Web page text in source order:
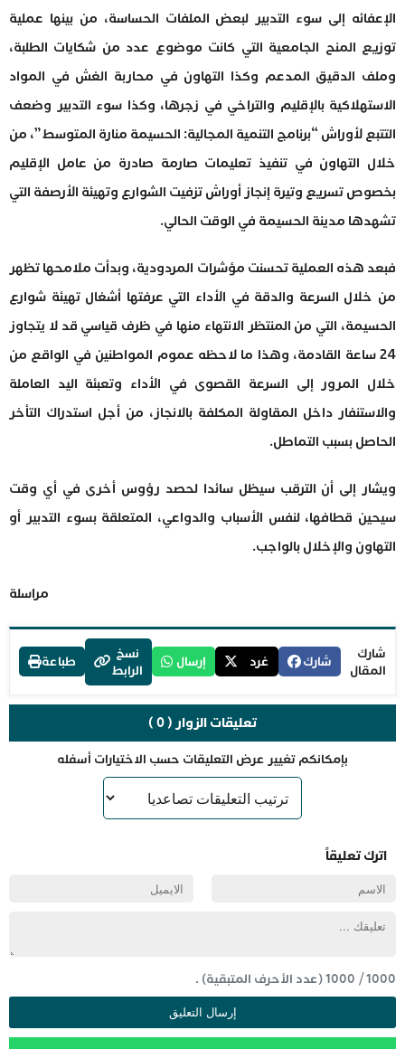
الإعفائه إلى سوء التدبير لبعض الملفات الحساسة، من بينها عملية
توزيع المنح الجامعية التي كانت موضوع عدد من شكايات الطلبة،
وملف الدقيق المدعم وكذا التهاون في محاربة الغش في المواد
الاستهلاكية بالإقليم والتراخي في زجرها، وكذا سوء التدبير وضعف
التتبع لأوراش “برنامج التنمية المجالية: الحسيمة منارة المتوسط”، من
خلال التهاون في تنفيذ تعليمات صارمة صادرة من عامل الإقليم
بخصوص تسريع وتيرة إنجاز أوراش تزفيت الشوارع وتهيئة الأرصفة التي
تشهدها مدينة الحسيمة في الوقت الحالي.
فبعد هذه العملية تحسنت مؤشرات المردودية، وبدأت ملامحها تظهر
من خلال السرعة والدقة في الأداء التي عرفتها أشغال تهيئة شوارع
الحسيمة، التي من المنتظر الانتهاء منها في ظرف قياسي قد لا يتجاوز
24 ساعة القادمة، وهذا ما لاحظه عموم المواطنين في الواقع من
خلال المرور إلى السرعة القصوى في الأداء وتعبئة اليد العاملة
والاستنفار داخل المقاولة المكلفة بالانجاز، من أجل استدراك التأخر
الحاصل بسبب التماطل.
ويشار إلى أن الترقب سيظل سائدا لحصد رؤوس أخرى في أي وقت
سيحين قطافها، لنفس الأسباب والدواعي، المتعلقة بسوء التدبير أو
التهاون والإخلال بالواجب.
مراسلة
شارك
المقال
شارك غرد إرسال
نسخ
الرابط
طباعة
تعليقات الزوار ( 0 )
بإمكانكم تغيير عرض التعليقات حسب الاختيارات أسفله
اترك تعليقاً
1000
/
1000(عدد الأحرف المتبقية) .